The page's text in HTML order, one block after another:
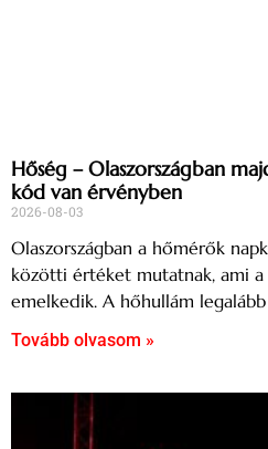
Hőség – Olaszországban
kód van érvényben
2026-08-03
Olaszországban a hőmérők
közötti értéket mutatnak, ami
emelkedik. A hőhullám
Tovább olvasom »